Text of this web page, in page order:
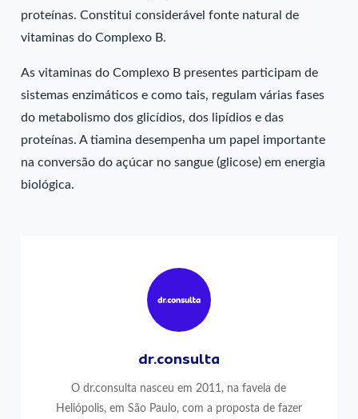
proteínas. Constitui considerável fonte natural de
vitaminas do Complexo B.
As vitaminas do Complexo B presentes participam de
sistemas enzimáticos e como tais, regulam várias fases
do metabolismo dos glicídios, dos lipídios e das
proteínas. A tiamina desempenha um papel importante
na conversão do açúcar no sangue (glicose) em energia
biológica.
dr.consulta
O dr.consulta nasceu em 2011, na favela de
Heliópolis, em São Paulo, com a proposta de fazer